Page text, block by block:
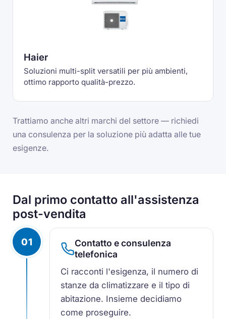
Haier
Soluzioni multi-split versatili per più ambienti,
ottimo rapporto qualità-prezzo.
Trattiamo anche altri marchi del settore — richiedi
una consulenza per la soluzione più adatta alle tue
esigenze.
Dal primo contatto all'assistenza
post-vendita
01
Contatto e consulenza
telefonica
Ci racconti l'esigenza, il numero di
stanze da climatizzare e il tipo di
abitazione. Insieme decidiamo
come proseguire.